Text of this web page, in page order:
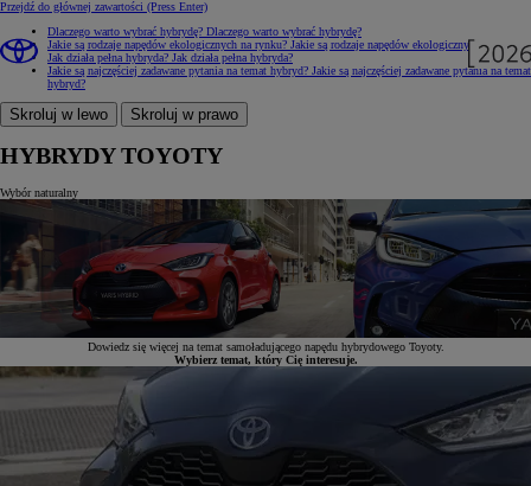
Przejdź do głównej zawartości (Press Enter)
Dlaczego warto wybrać hybrydę? Dlaczego warto wybrać hybrydę?
Jakie są rodzaje napędów ekologicznych na rynku? Jakie są rodzaje napędów ekologicznych na rynku?
Jak działa pełna hybryda? Jak działa pełna hybryda?
Jakie są najczęściej zadawane pytania na temat hybryd? Jakie są najczęściej zadawane pytania na temat
hybryd?
Skroluj w lewo Skroluj w prawo
HYBRYDY TOYOTY
Wybór naturalny
Dowiedz się więcej na temat samoładującego napędu hybrydowego Toyoty.
Wybierz temat, który Cię interesuje.